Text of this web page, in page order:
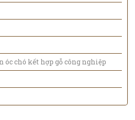
óc chó kết hợp gỗ công nghiệp